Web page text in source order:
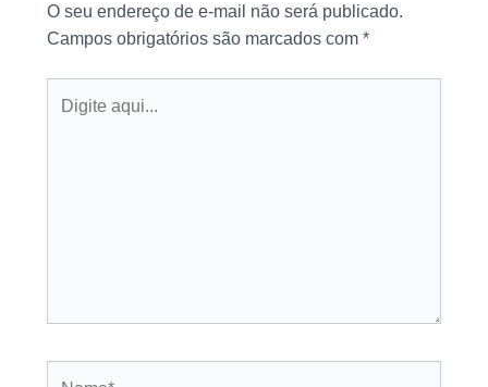
O seu endereço de e-mail não será publicado.
Campos obrigatórios são marcados com *
aqui...